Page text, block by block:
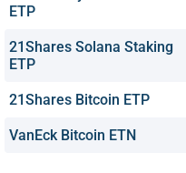
ETP
21Shares Solana Staking
ETP
21Shares Bitcoin ETP
VanEck Bitcoin ETN